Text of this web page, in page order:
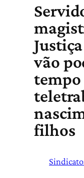
vão
tempo
filhos